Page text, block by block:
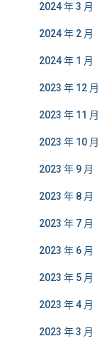
2024 年 3 月
2024 年 2 月
2024 年 1 月
2023 年 12 月
2023 年 11 月
2023 年 10 月
2023 年 9 月
2023 年 8 月
2023 年 7 月
2023 年 6 月
2023 年 5 月
2023 年 4 月
2023 年 3 月